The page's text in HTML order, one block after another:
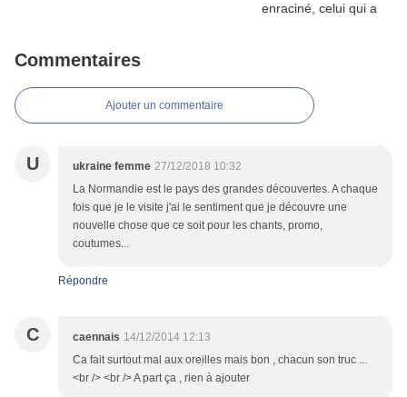
Commentaires
Ajouter un commentaire
U ukraine femme 27/12/2018 10:32
La Normandie est le pays des grandes découvertes. A chaque
fois que je le visite j'ai le sentiment que je découvre une
nouvelle chose que ce soit pour les chants, promo,
coutumes...
Répondre
C caennais 14/12/2014 12:13
Ca fait surtout mal aux oreilles mais bon , chacun son truc ...
<br /> <br /> A part ça , rien à ajouter